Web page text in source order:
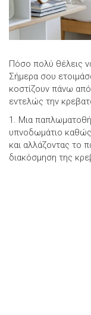
Πόσο πολύ θέλεις
Σήμερα σου
κοστίζουν πάνω
εντελώς την
1. Μια
υπνοδωμάτιο καθώς
και αλλάζοντας το
διακόσμηση της